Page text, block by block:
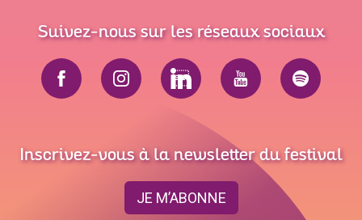
Suivez-nous sur les réseaux sociaux
Inscrivez-vous à la newsletter du festival
JE M’ABONNE